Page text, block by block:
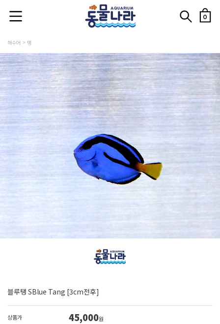
0
해수어 탱
블루탱 SBlue Tang [3cm전후]
상품가 45,000원